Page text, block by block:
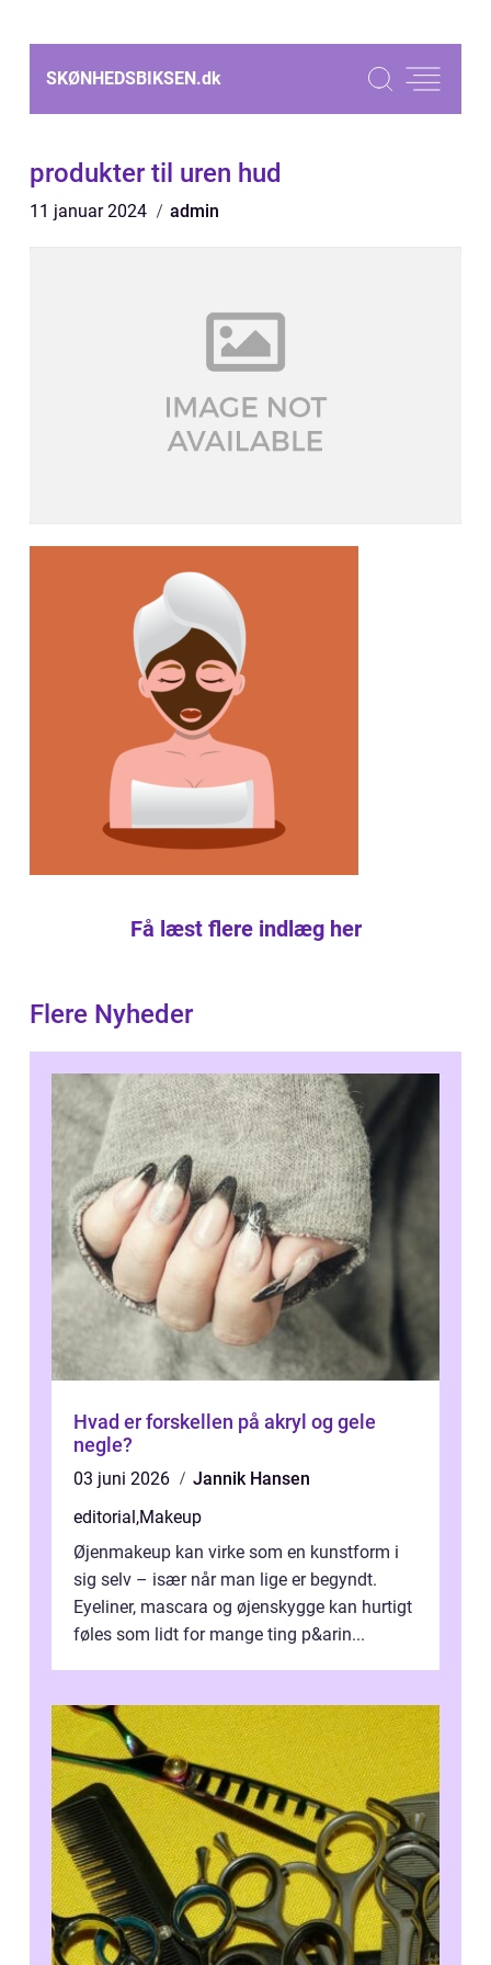
SKØNHEDSBIKSEN.dk
produkter til uren hud
11 januar 2024 admin
Få læst flere indlæg her
Flere Nyheder
Hvad er forskellen på akryl og gele
negle?
03 juni 2026
Jannik Hansen
editorial,Makeup
Øjenmakeup kan virke som en kunstform i
sig selv – især når man lige er begyndt.
Eyeliner, mascara og øjenskygge kan hurtigt
føles som lidt for mange ting p&arin...